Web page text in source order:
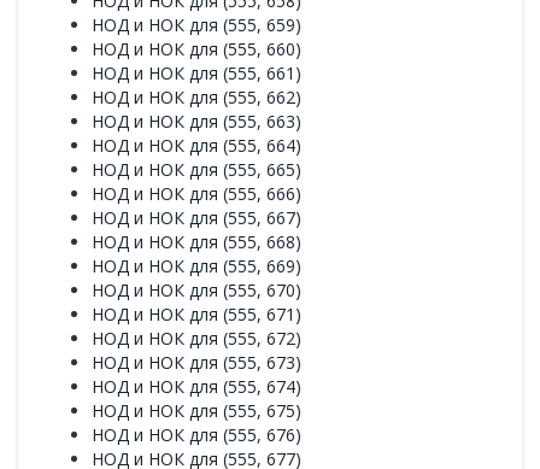
НОД и НОК для (555, 659)
НОД и НОК для (555, 660)
НОД и НОК для (555, 661)
НОД и НОК для (555, 662)
НОД и НОК для (555, 663)
НОД и НОК для (555, 664)
НОД и НОК для (555, 665)
НОД и НОК для (555, 666)
НОД и НОК для (555, 667)
НОД и НОК для (555, 668)
НОД и НОК для (555, 669)
НОД и НОК для (555, 670)
НОД и НОК для (555, 671)
НОД и НОК для (555, 672)
НОД и НОК для (555, 673)
НОД и НОК для (555, 674)
НОД и НОК для (555, 675)
НОД и НОК для (555, 676)
НОД и НОК для (555, 677)